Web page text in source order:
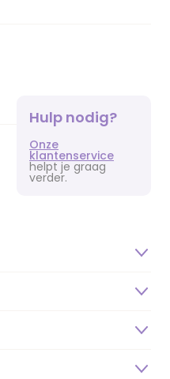
Hulp nodig?
Onze
klantenservice
helpt je graag
verder.